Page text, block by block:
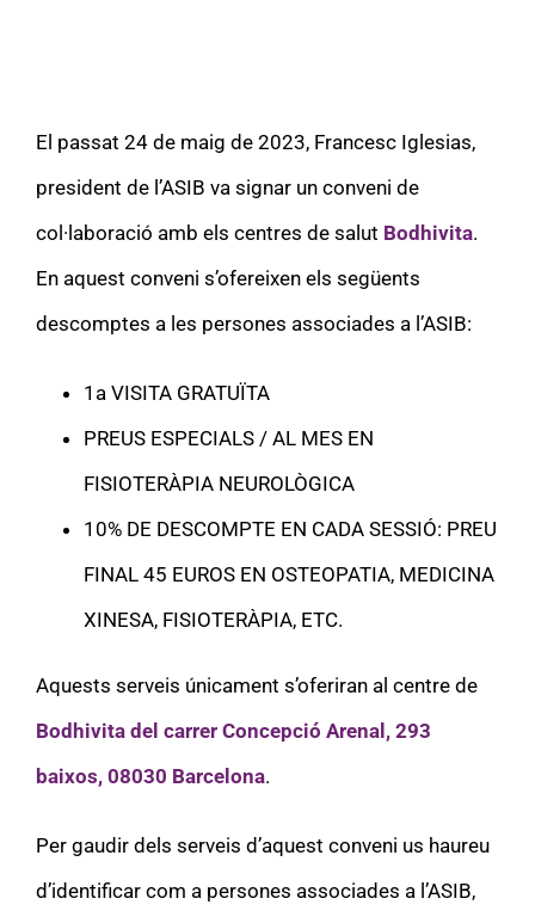
El passat 24 de maig de 2023, Francesc Iglesias,
president de l’ASIB va signar un conveni de
col·laboració amb els centres de salut Bodhivita.
En aquest conveni s’ofereixen els següents
descomptes a les persones associades a l’ASIB:
1a VISITA GRATUÏTA
PREUS ESPECIALS / AL MES EN
FISIOTERÀPIA NEUROLÒGICA
10% DE DESCOMPTE EN CADA SESSIÓ: PREU
FINAL 45 EUROS EN OSTEOPATIA, MEDICINA
XINESA, FISIOTERÀPIA, ETC.
Aquests serveis únicament s’oferiran al centre de
Bodhivita del carrer Concepció Arenal, 293
baixos, 08030 Barcelona.
Per gaudir dels serveis d’aquest conveni us haureu
d’identificar com a persones associades a l’ASIB,